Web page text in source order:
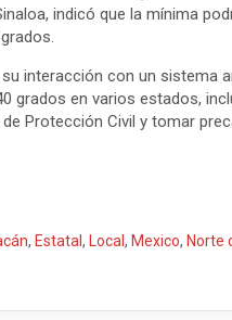
indicó que la mínima
interacción con un sistema
grados en varios estados,
Protección Civil y tomar
, Estatal , Local , Mexico, Norte